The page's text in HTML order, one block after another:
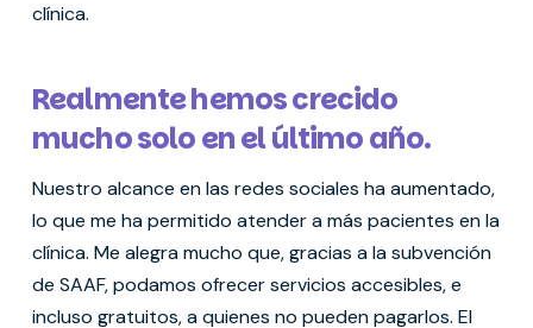
clínica.
Realmente hemos crecido
mucho solo en el último año.
Nuestro alcance en las redes sociales ha aumentado,
lo que me ha permitido atender a más pacientes en la
clínica. Me alegra mucho que, gracias a la subvención
de SAAF, podamos ofrecer servicios accesibles, e
incluso gratuitos, a quienes no pueden pagarlos. El